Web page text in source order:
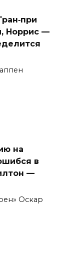
Норрис —
на
в
—
Оскар